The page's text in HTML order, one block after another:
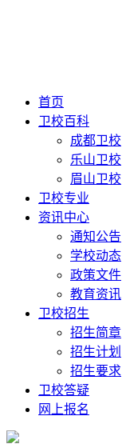
首页
卫校百科
成都卫校
乐山卫校
眉山卫校
卫校专业
资讯中心
通知公告
学校动态
政策文件
教育资讯
卫校招生
招生简章
招生计划
招生要求
卫校答疑
网上报名